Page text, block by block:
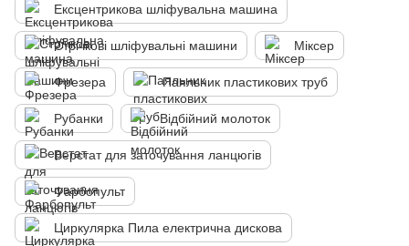
Ексцентрикова шліфувальна машина
Стрічкові шліфувальні машини Міксер
Фрезера Паяльник пластикових труб
Рубанки Відбійний молоток
Верстат для заточування ланцюгів
Фарбопульт
Циркулярка Пила електрична дискова